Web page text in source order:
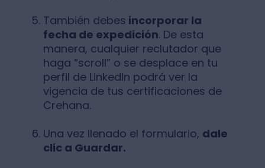
También debes incorporar la
fecha de expedición. De esta
manera, cualquier reclutador que
haga “scroll” o se desplace en tu
perfil de LinkedIn podrá ver la
vigencia de tus certificaciones de
Crehana.
Una vez llenado el formulario, dale
clic a Guardar.